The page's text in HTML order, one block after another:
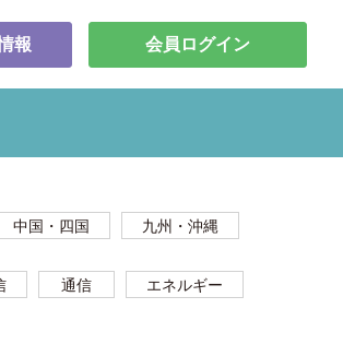
報 会員ログイン
中国・四国 九州・沖縄
通信 エネルギー